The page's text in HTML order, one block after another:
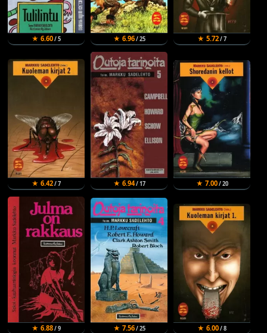
★ 6.60/ 5 ★ 6.96/ 25 ★ 5.72/ 7
★ 6.42/ 7 ★ 6.94/ 17 ★ 7.00/ 20
★ 6.88/ 9 ★ 7.56/ 25 ★ 6.00/ 8